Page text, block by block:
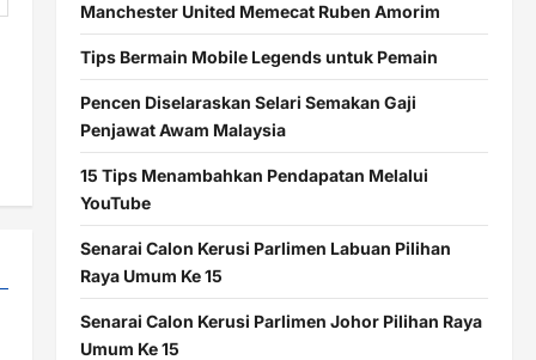
Manchester United Memecat Ruben Amorim
Tips Bermain Mobile Legends untuk Pemain
Pencen Diselaraskan Selari Semakan Gaji
Penjawat Awam Malaysia
15 Tips Menambahkan Pendapatan Melalui
YouTube
Senarai Calon Kerusi Parlimen Labuan Pilihan
Raya Umum Ke 15
Senarai Calon Kerusi Parlimen Johor Pilihan Raya
Umum Ke 15